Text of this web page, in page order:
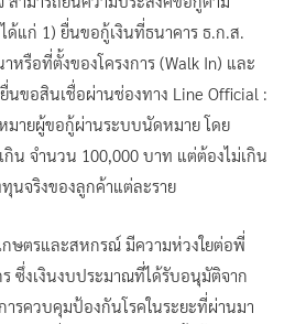
ด้แก่ 1) ยื่นขอกู้เงินที่ธนาคาร ธ.ก.ส.
หรือที่ตั้งของโครงการ (Walk In) และ
นขอสินเชื่อผ่านช่องทาง Line Official :
มายผู้ขอกู้ผ่านระบบนัดหมาย โดย
กิน จำนวน 100,000 บาท แต่ต้องไม่เกิน
นจริงของลูกค้าแต่ละราย
กษตรและสหกรณ์ มีความห่วงใยต่อพี่
ซึ่งเงินงบประมาณที่ได้รับอนุมัติจาก
รควบคุมป้องกันโรคในระยะที่ผ่านมา